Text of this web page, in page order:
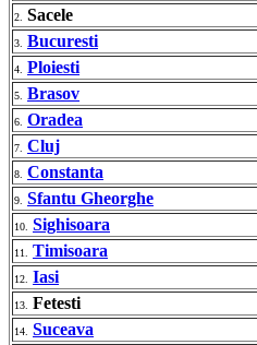
2. Sacele
3. Bucuresti
4. Ploiesti
5. Brasov
6. Oradea
7. Cluj
8. Constanta
9. Sfantu Gheorghe
10. Sighisoara
11. Timisoara
12. Iasi
13. Fetesti
14. Suceava